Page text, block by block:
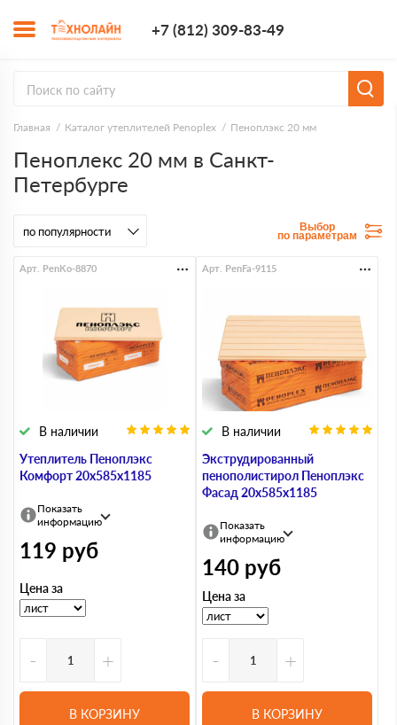
+7 (812) 309-83-49
Главная Каталог утеплителей Penoplex Пеноплэкс 20 мм
Пеноплекс 20 мм в Санкт-
Петербурге
Выбор
по параметрам
Утеплитель Пеноплэкс
Комфорт 20х585х1185
В наличии
Арт. PenKo-8870
Показать
информацию
119 руб
Цена за
- +
В КОРЗИНУ
Экструдированный
пенополистирол Пеноплэкс
Фасад 20х585х1185
В наличии
Арт. PenFa-9115
Показать
информацию
140 руб
Цена за
- +
В КОРЗИНУ